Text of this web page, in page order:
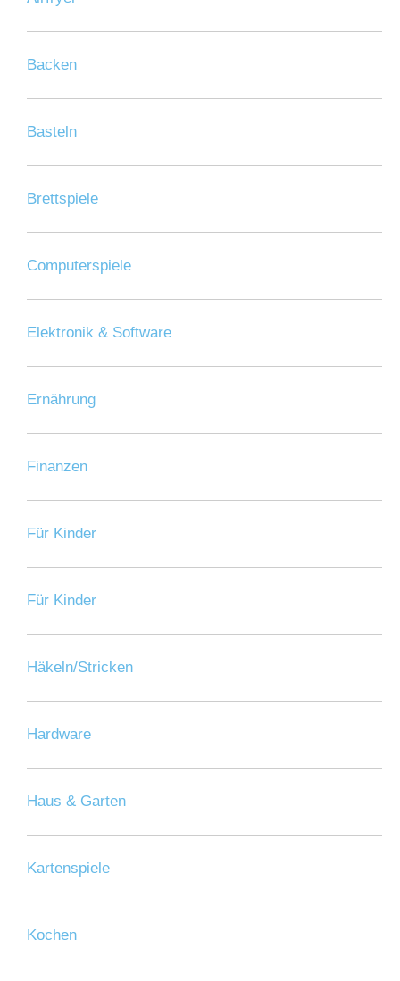
Backen
Basteln
Brettspiele
Computerspiele
Elektronik & Software
Ernährung
Finanzen
Für Kinder
Für Kinder
Häkeln/Stricken
Hardware
Haus & Garten
Kartenspiele
Kochen